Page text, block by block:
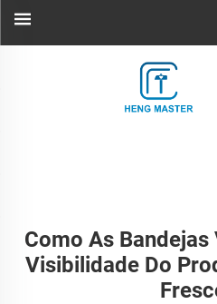
Como As
Visibilidade Do